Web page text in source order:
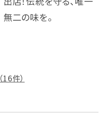
無二の味を。
（16件）